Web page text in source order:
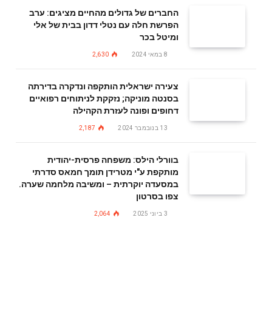
החברים של גדולים מהחיים מציגים: ערב
הפרשת חלה עם נטלי דדון בבית של אלי
ומיטל בכר
8 במאי 2024 2,630
צעירה ישראלית הותקפה ונדקרה בדירתה
בסנטה מוניקה; נזקקת לניתוחים רפואיים
דחופים ופונה לעזרת הקהילה
13 בנובמבר 2024 2,187
בוורלי הילס: משפחה פרסית-יהודית
מותקפת ע"י מטרידן תומך חמאס סדרתי
במסעדה יוקרתית – ומשיבה מלחמה שערה.
צפו בסרטון
3 ביוני 2025 2,064